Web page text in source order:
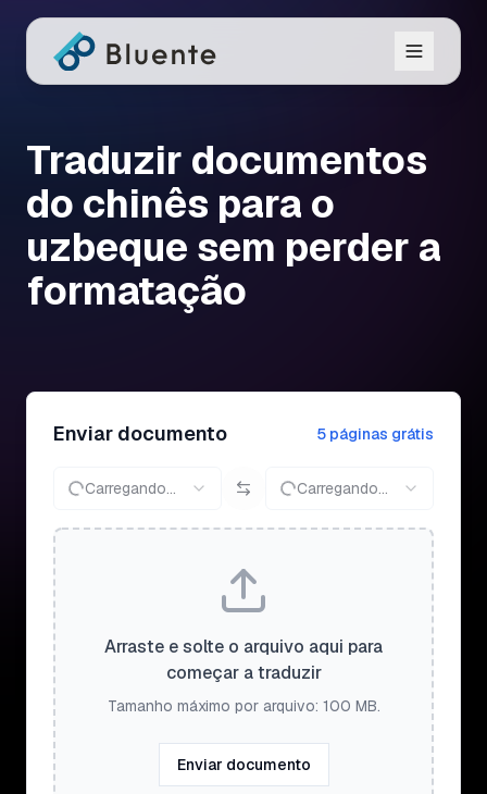
Traduzir documentos
do chinês para o
uzbeque sem perder a
formatação
Enviar documento 5 páginas grátis
Carregando... Carregando...
Arraste e solte o arquivo aqui para
começar a traduzir
Tamanho máximo por arquivo: 100 MB.
Enviar documento